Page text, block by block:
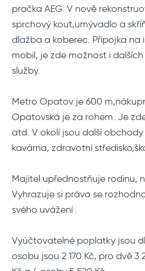
pračka AEG. V nově
sprchový kout,umývadlo a
dlažba a koberec. Přípojka na
mobil, je zde možnost i
služby.
Metro Opatov je 600
Opatovská je za rohem. Je
atd. V okolí jsou další
kavárna, zdravotní
Majitel upřednostňuje rodinu,
Vyhrazuje si právo se
svého uvážení .
Vyúčtovatelné poplatky jsou
osobu jsou 2 170 Kč, pro dvě